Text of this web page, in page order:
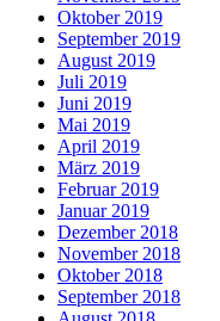
Oktober 2019
September 2019
August 2019
Juli 2019
Juni 2019
Mai 2019
April 2019
März 2019
Februar 2019
Januar 2019
Dezember 2018
November 2018
Oktober 2018
September 2018